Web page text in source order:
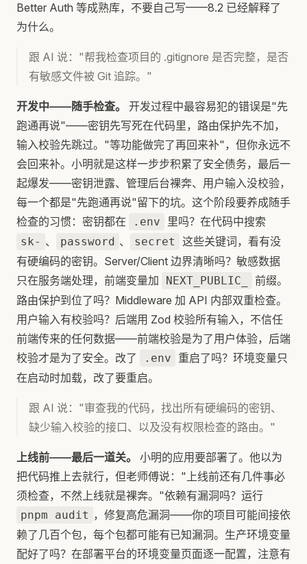
Better Auth 等成熟库，不要自己写——8.2 已经解释了
为什么。
跟 AI 说："帮我检查项目的 .gitignore 是否完整，是否
有敏感文件被 Git 追踪。"
开发中——随手检查。
开发过程中最容易犯的错误是"先
跑通再说"——密钥先写死在代码里，路由保护先不加，
输入校验先跳过。"等功能做完了再回来补"，但你永远不
会回来补。小明就是这样一步步积累了安全债务，最后一
起爆发——密钥泄露、管理后台裸奔、用户输入没校验，
每一个都是"先跑通再说"留下的坑。这个阶段要养成随手
检查的习惯：密钥都在
.env 里吗？在代码中搜索
sk- 、 password 、 secret
这些关键词，看有没
有硬编码的密钥。Server/Client 边界清晰吗？敏感数据
只在服务端处理，前端变量加
NEXT_PUBLIC_
前缀。
路由保护到位了吗？Middleware 加 API 内部双重检查。
用户输入有校验吗？后端用 Zod 校验所有输入，不信任
前端传来的任何数据——前端校验是为了用户体验，后端
校验才是为了安全。改了
.env
重启了吗？环境变量只
在启动时加载，改了要重启。
跟 AI 说："审查我的代码，找出所有硬编码的密钥、
缺少输入校验的接口、以及没有权限检查的路由。"
上线前——最后一道关。
小明的应用要部署了。他以为
把代码推上去就行，但老师傅说："上线前还有几件事必
须检查，不然上线就是裸奔。"依赖有漏洞吗？运行
pnpm audit ，修复高危漏洞——你的项目可能间接依
赖了几百个包，每个包都可能有已知漏洞。生产环境变量
配好了吗？在部署平台的环境变量页面逐一配置，注意有